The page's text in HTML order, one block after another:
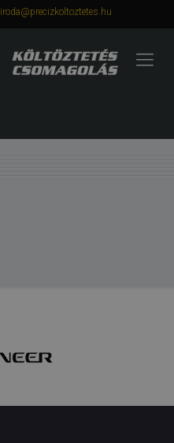
iroda@precizkoltoztetes.hu